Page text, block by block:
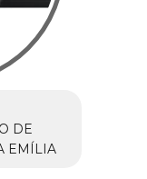
DE
EMÍLIA